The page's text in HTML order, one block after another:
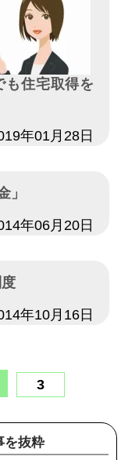
も住宅取得を
年01月28日
」
年06月20日
年10月16日
3
を抜粋